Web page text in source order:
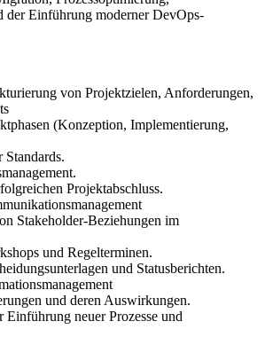
der Einführung moderner DevOps-
von Projektzielen, Anforderungen,
(Konzeption, Implementierung,
Standards.
Projektabschluss.
Stakeholder-Beziehungen im
und Regelterminen.
und Statusberichten.
und deren Auswirkungen.
Einführung neuer Prozesse und